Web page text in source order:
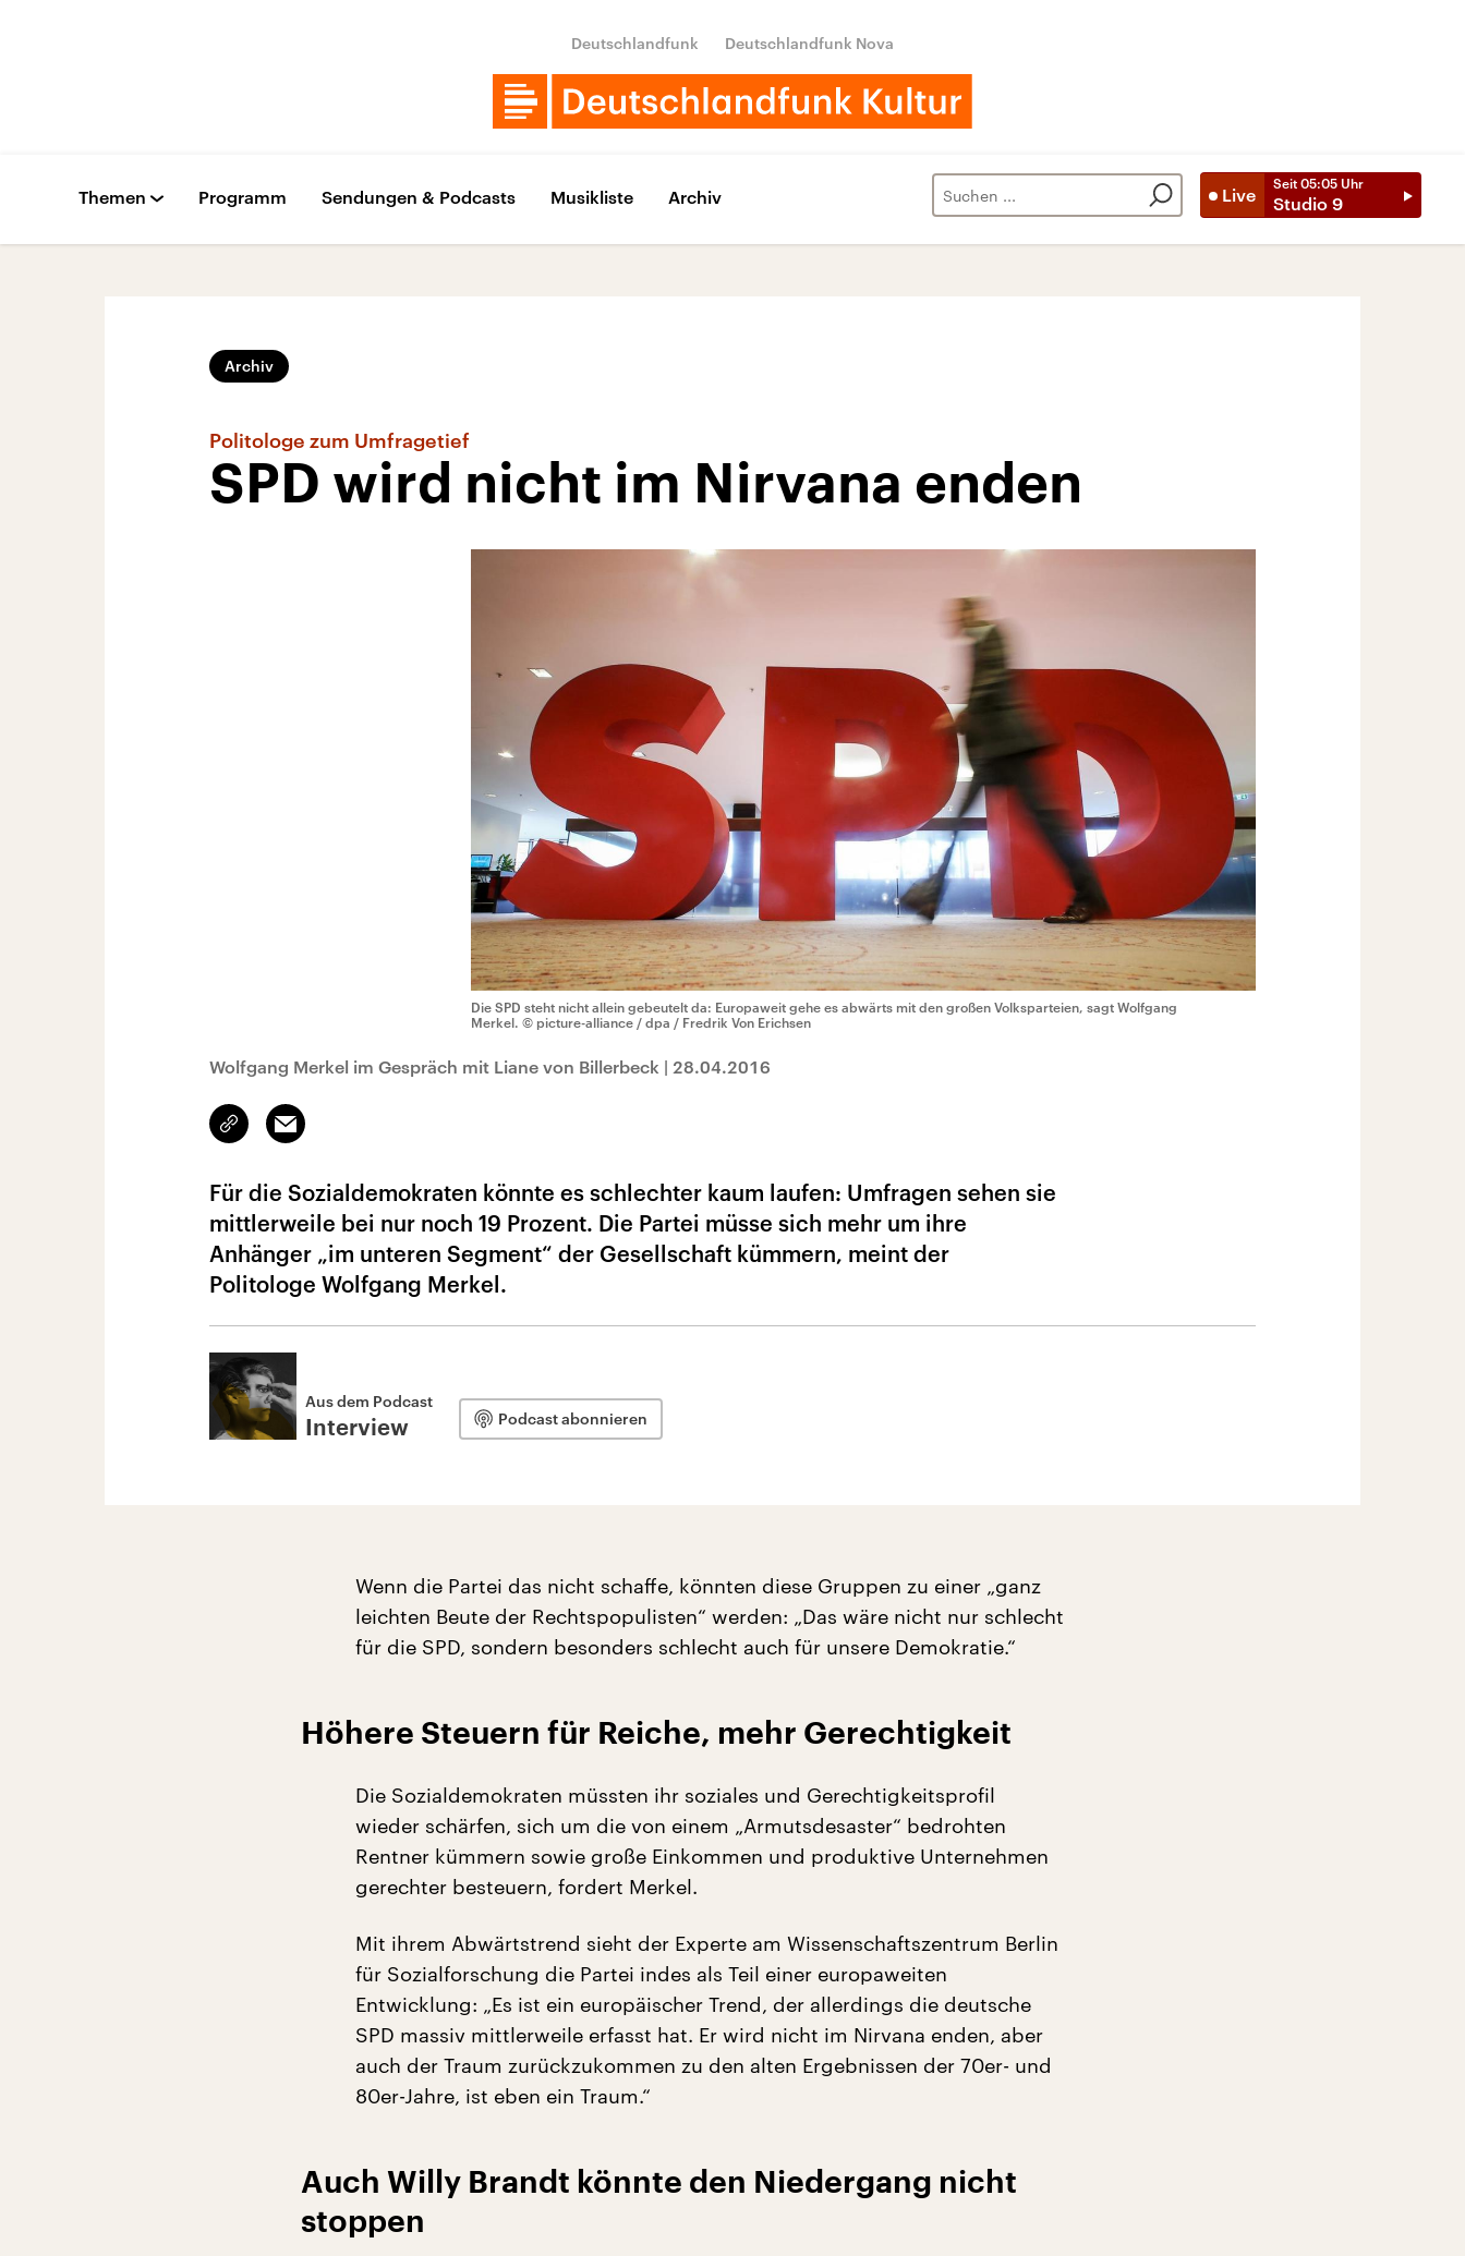
Deutschlandfunk Deutschlandfunk Nova
Live
Seit 05:05 Uhr
Studio 9
Themen Programm Sendungen & Podcasts Musikliste Archiv
Archiv
Politologe zum Umfragetief
SPD wird nicht im Nirvana enden
Die SPD steht nicht allein gebeutelt da: Europaweit gehe es abwärts mit den großen Volksparteien, sagt Wolfgang
Merkel. © picture-alliance / dpa / Fredrik Von Erichsen
Wolfgang Merkel im Gespräch mit Liane von Billerbeck | 28.04.2016
Link
kopieren/teilen
Email
Für die Sozialdemokraten könnte es schlechter kaum laufen: Umfragen sehen sie
mittlerweile bei nur noch 19 Prozent. Die Partei müsse sich mehr um ihre
Anhänger „im unteren Segment“ der Gesellschaft kümmern, meint der
Politologe Wolfgang Merkel.
Aus dem Podcast
Interview Podcast abonnieren
Wenn die Partei das nicht schaffe, könnten diese Gruppen zu einer „ganz
leichten Beute der Rechtspopulisten“ werden: „Das wäre nicht nur schlecht
für die SPD, sondern besonders schlecht auch für unsere Demokratie.“
Höhere Steuern für Reiche, mehr Gerechtigkeit
Die Sozialdemokraten müssten ihr soziales und Gerechtigkeitsprofil
wieder schärfen, sich um die von einem „Armutsdesaster“ bedrohten
Rentner kümmern sowie große Einkommen und produktive Unternehmen
gerechter besteuern, fordert Merkel.
Mit ihrem Abwärtstrend sieht der Experte am Wissenschaftszentrum Berlin
für Sozialforschung die Partei indes als Teil einer europaweiten
Entwicklung: „Es ist ein europäischer Trend, der allerdings die deutsche
SPD massiv mittlerweile erfasst hat. Er wird nicht im Nirvana enden, aber
auch der Traum zurückzukommen zu den alten Ergebnissen der 70er- und
80er-Jahre, ist eben ein Traum.“
Auch Willy Brandt könnte den Niedergang nicht
stoppen